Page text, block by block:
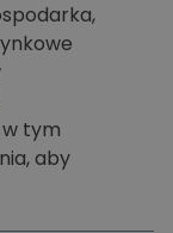
tym
aby